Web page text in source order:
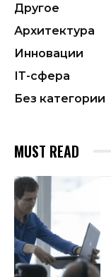
Другое
Архитектура
Инновации
ІТ-сфера
Без категории
MUST READ